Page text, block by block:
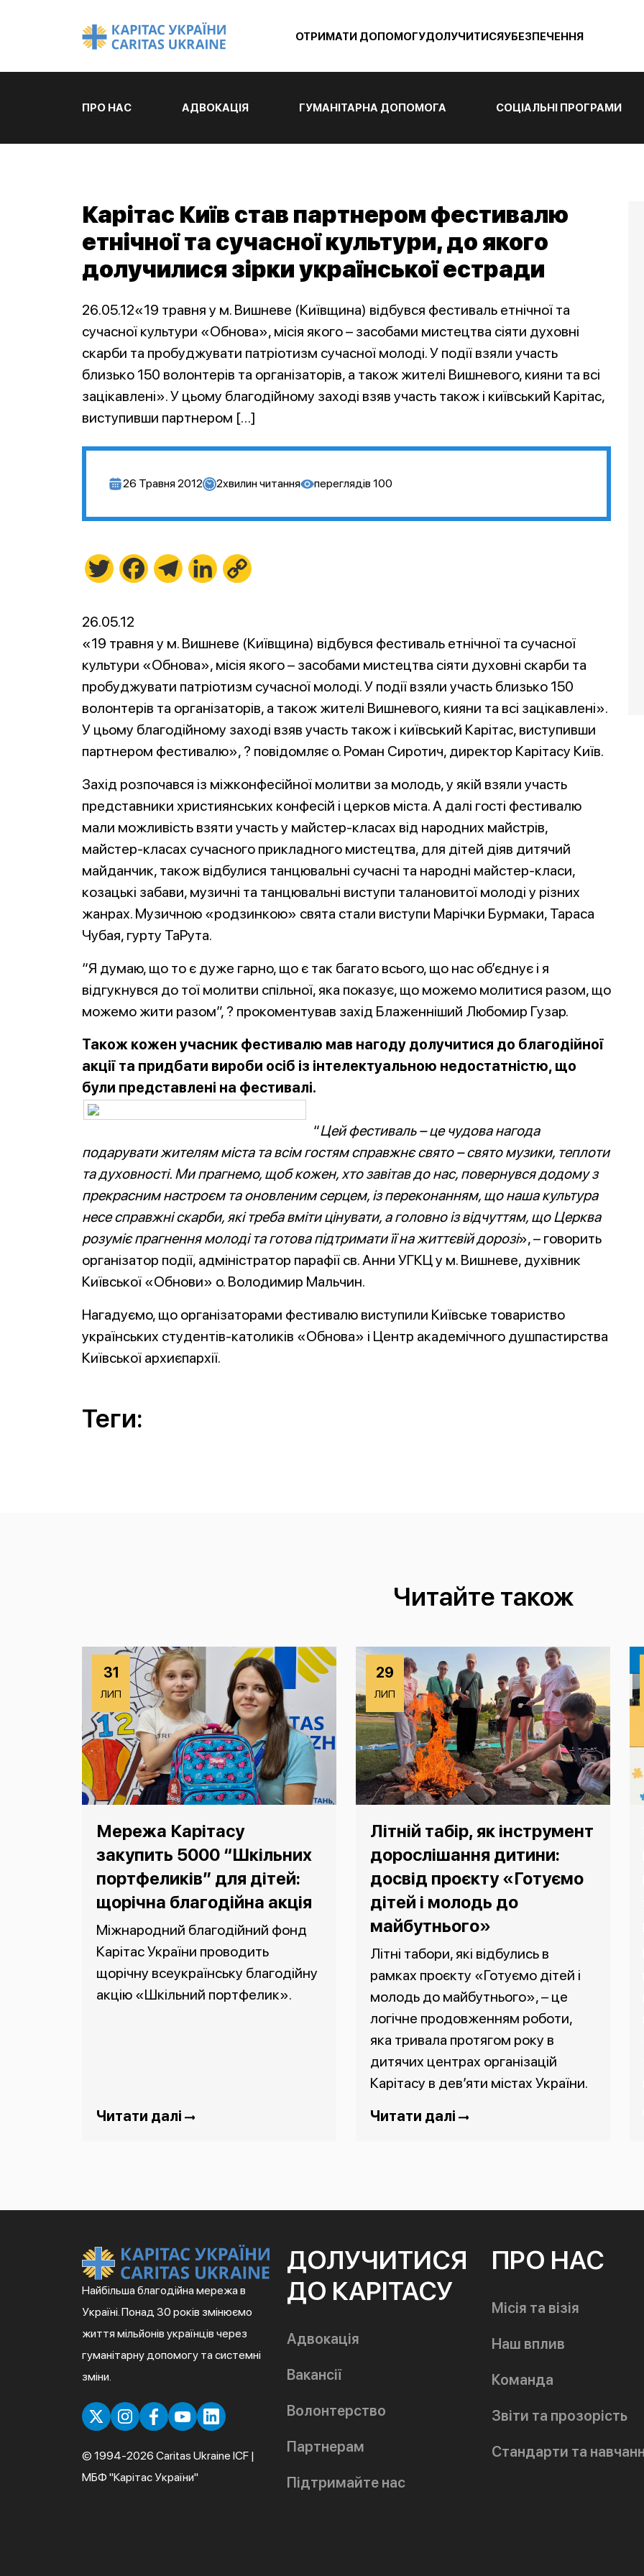
ОТРИМАТИ ДОПОМОГУДОЛУЧИТИСЯУБЕЗПЕЧЕННЯ
ПРО НАС АДВОКАЦІЯ ГУМАНІТАРНА ДОПОМОГА СОЦІАЛЬНІ ПРОГРАМИ
Карітас Київ став партнером фестивалю
етнічної та сучасної культури, до якого
долучилися зірки української естради
26.05.12«19 травня у м. Вишневе (Київщина) відбувся фестиваль етнічної та
сучасної культури «Обнова», місія якого – засобами мистецтва сіяти духовні
скарби та пробуджувати патріотизм сучасної молоді. У події взяли участь
близько 150 волонтерів та організаторів, а також жителі Вишневого, кияни та всі
зацікавлені». У цьому благодійному заході взяв участь також і київський Карітас,
виступивши партнером […]
26 Травня 2012 2хвилин читання переглядів 100
Twitter FacebookTelegramLinkedIn
26.05.12
«19 травня у м. Вишневе (Київщина) відбувся фестиваль етнічної та сучасної
культури «Обнова», місія якого – засобами мистецтва сіяти духовні скарби та
пробуджувати патріотизм сучасної молоді. У події взяли участь близько 150
волонтерів та організаторів, а також жителі Вишневого, кияни та всі зацікавлені».
У цьому благодійному заході взяв участь також і київський Карітас, виступивши
партнером фестивалю», ? повідомляє о. Роман Сиротич, директор Карітасу Київ.
Захід розпочався із міжконфесійної молитви за молодь, у якій взяли участь
представники християнських конфесій і церков міста. А далі гості фестивалю
мали можливість взяти участь у майстер-класах від народних майстрів,
майстер-класах сучасного прикладного мистецтва, для дітей діяв дитячий
майданчик, також відбулися танцювальні сучасні та народні майстер-класи,
козацькі забави, музичні та танцювальні виступи талановитої молоді у різних
жанрах. Музичною «родзинкою» свята стали виступи Марічки Бурмаки, Тараса
Чубая, гурту ТаРута.
“Я думаю, що то є дуже гарно, що є так багато всього, що нас об’єднує і я
відгукнувся до тої молитви спільної, яка показує, що можемо молитися разом, що
можемо жити разом”, ? прокоментував захід Блаженніший Любомир Гузар.
Також кожен учасник фестивалю мав нагоду долучитися до благодійної
акції та придбати вироби осіб із інтелектуальною недостатністю, що
були представлені на фестивалі.
“Цей фестиваль – це чудова нагода
подарувати жителям міста та всім гостям справжнє свято – свято музики, теплоти
та духовності. Ми прагнемо, щоб кожен, хто завітав до нас, повернувся додому з
прекрасним настроєм та оновленим серцем, із переконанням, що наша культура
несе справжні скарби, які треба вміти цінувати, а головно із відчуттям, що Церква
розуміє прагнення молоді та готова підтримати її на життєвій дорозі», – говорить
організатор події, адміністратор парафії св. Анни УГКЦ у м. Вишневе, духівник
Київської «Обнови» о. Володимир Мальчин.
Нагадуємо, що організаторами фестивалю виступили Київське товариство
українських студентів-католиків «Обнова» і Центр академічного душпастирства
Київської архиєпархії.
Теги:
Читайте також
31
ЛИП
Мережа Карітасу
закупить 5000 “Шкільних
портфеликів” для дітей:
щорічна благодійна акція
Міжнародний благодійний фонд
Карітас України проводить
щорічну всеукраїнську благодійну
акцію «Шкільний портфелик».
Читати далі
29
ЛИП
Літній табір, як інструмент
дорослішання дитини:
досвід проєкту «Готуємо
дітей і молодь до
майбутнього»
Літні табори, які відбулись в
рамках проєкту «Готуємо дітей і
молодь до майбутнього», – це
логічне продовженням роботи,
яка тривала протягом року в
дитячих центрах організацій
Карітасу в дев’яти містах України.
Читати далі
Найбільша благодійна мережа в
Україні. Понад 30 років змінюємо
життя мільйонів українців через
гуманітарну допомогу та системні
зміни.
© 1994-2026 Caritas Ukraine ICF |
МБФ "Карітас України"
ДОЛУЧИТИСЯ
ДО КАРІТАСУ
Адвокація
Вакансії
Волонтерство
Партнерам
Підтримайте нас
ПРО НАС
Місія та візія
Наш вплив
Команда
Звіти та прозорість
Стандарти та